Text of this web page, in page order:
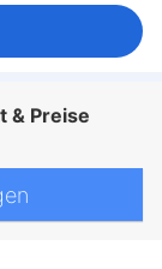
& Preise